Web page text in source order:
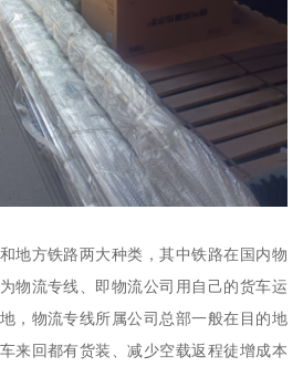
地方铁路两大种类，其中铁路在国内物
物流专线、即物流公司用自己的货车运
，物流专线所属公司总部一般在目的地
来回都有货装、减少空载返程徒增成本